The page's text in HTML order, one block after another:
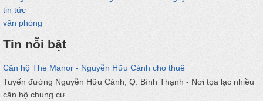
tin tức
văn phòng
Tin nỗi bật
Căn hộ The Manor - Nguyễn Hữu Cảnh cho thuê
Tuyến đường Nguyễn Hữu Cảnh, Q. Bình Thạnh - Nơi tọa lạc nhiều
căn hộ chung cư